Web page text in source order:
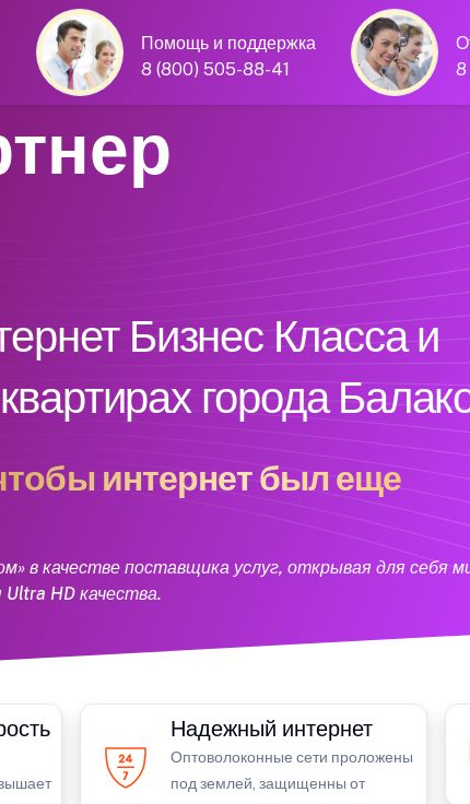
Помощь и поддержка
8 (800) 505-88-41
8
Бизнес Класса и
города
интернет был еще
в качестве поставщика услуг, открывая для себя
HD качества.
Надежный интернет
Оптоволоконные сети проложены
под землей, защищенны от